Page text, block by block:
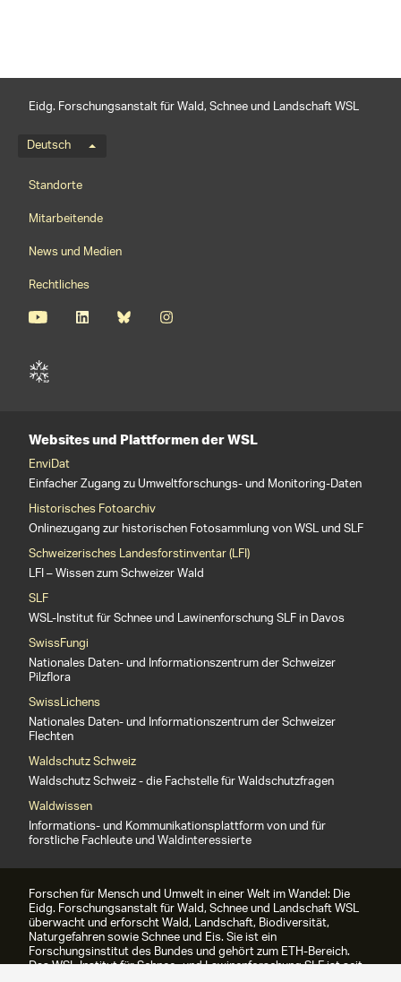
Eidg. Forschungsanstalt für Wald, Schnee und Landschaft WSL
Sprachmenü
Deutsch
Footernavigation
Standorte
Mitarbeitende
News und Medien
Rechtliches
Websites und Plattformen der WSL
EnviDat
Einfacher Zugang zu Umweltforschungs- und Monitoring-Daten
Historisches Fotoarchiv
Onlinezugang zur historischen Fotosammlung von WSL und SLF
Schweizerisches Landesforstinventar (LFI)
LFI – Wissen zum Schweizer Wald
SLF
WSL-Institut für Schnee und Lawinenforschung SLF in Davos
SwissFungi
Nationales Daten- und Informationszentrum der Schweizer
Pilzflora
SwissLichens
Nationales Daten- und Informationszentrum der Schweizer
Flechten
Waldschutz Schweiz
Waldschutz Schweiz - die Fachstelle für Waldschutzfragen
Waldwissen
Informations- und Kommunikationsplattform von und für
forstliche Fachleute und Waldinteressierte
Forschen für Mensch und Umwelt in einer Welt im Wandel: Die
Eidg. Forschungsanstalt für Wald, Schnee und Landschaft WSL
überwacht und erforscht Wald, Landschaft, Biodiversität,
Naturgefahren sowie Schnee und Eis. Sie ist ein
Forschungsinstitut des Bundes und gehört zum ETH-Bereich.
Das WSL-Institut für Schnee- und Lawinenforschung SLF ist seit